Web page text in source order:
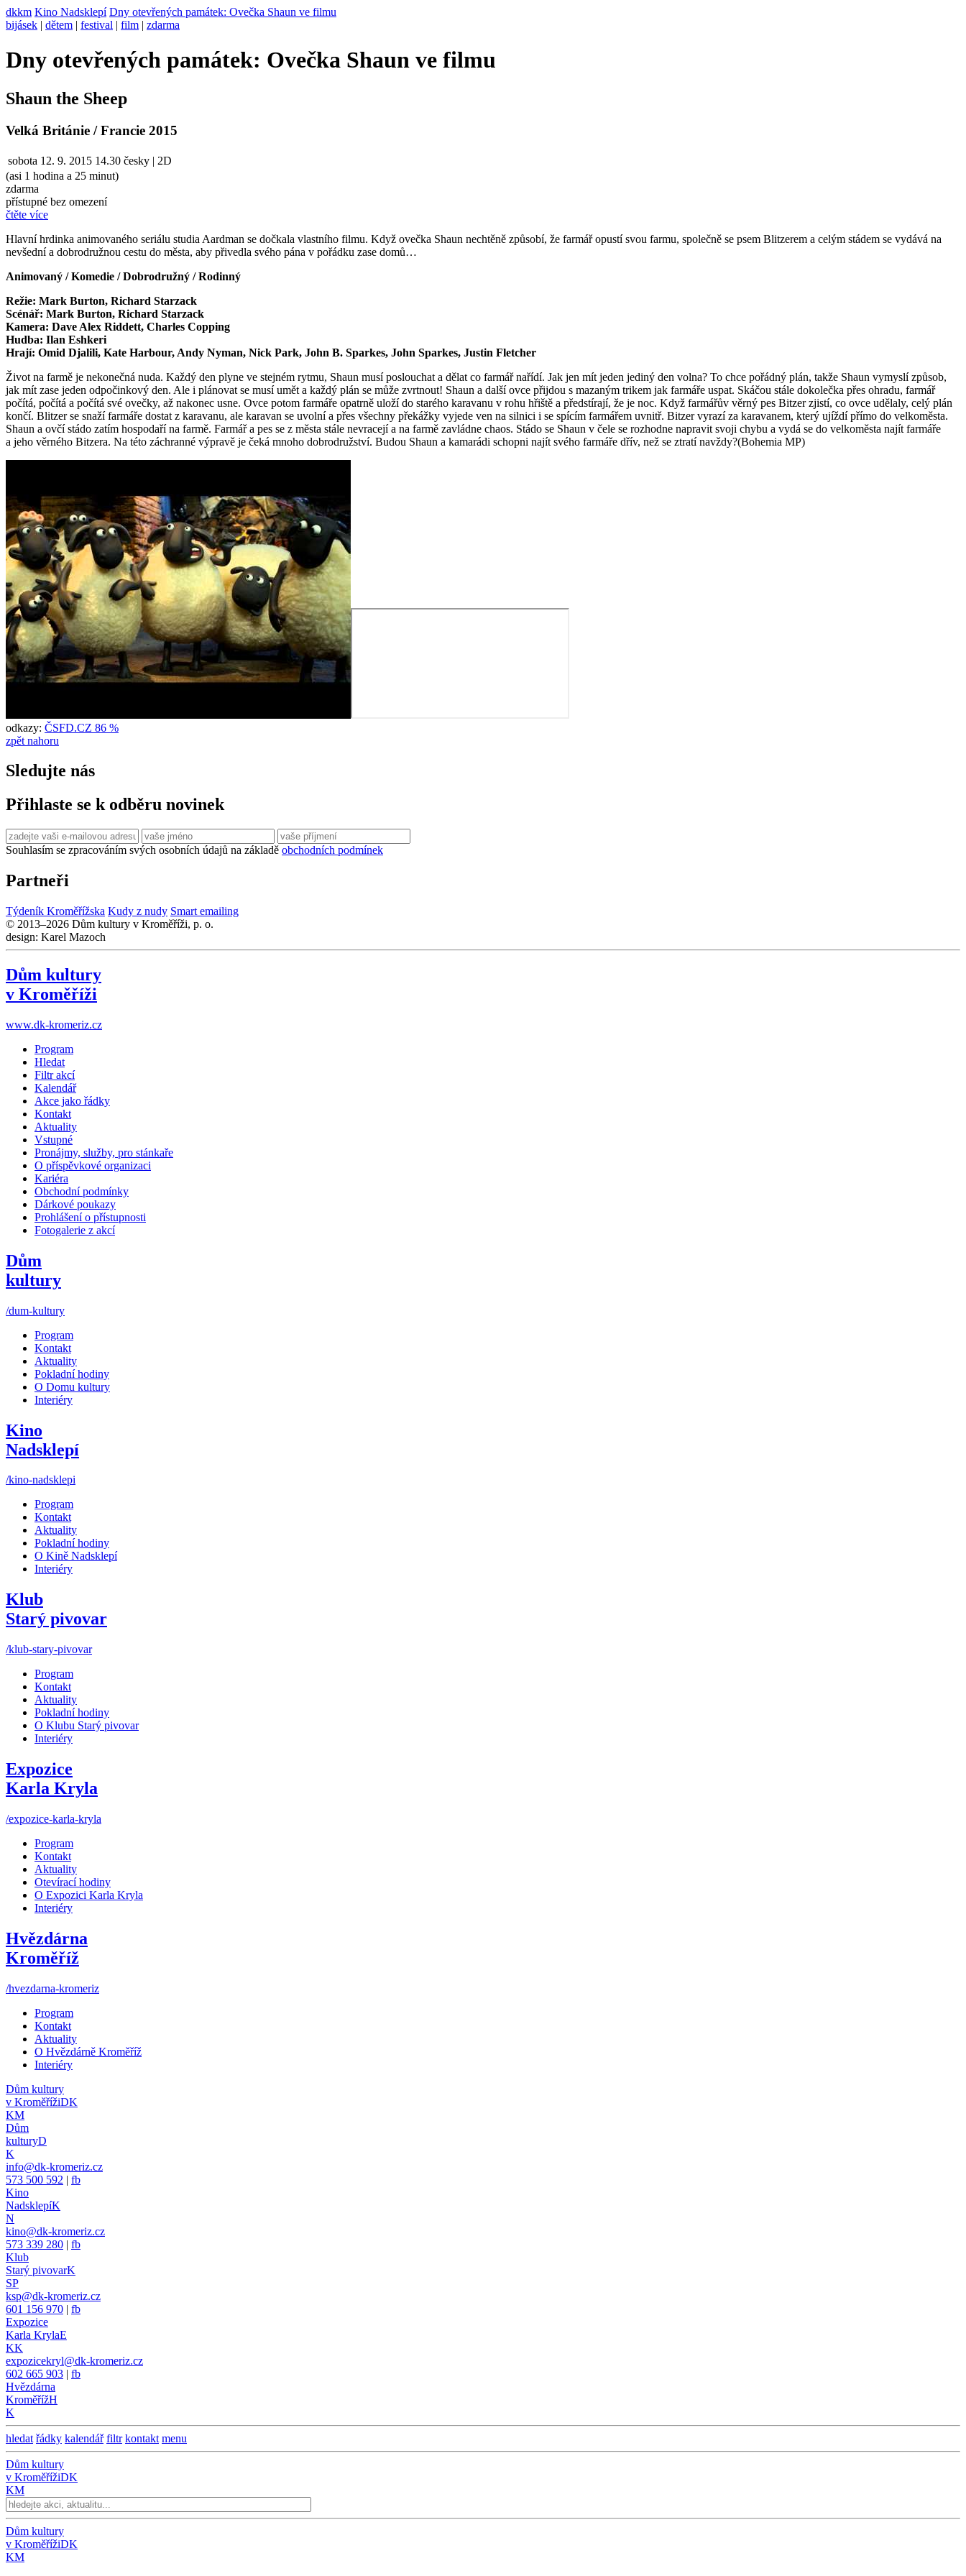
dkkm Kino Nadsklepí Dny otevřených památek: Ovečka Shaun ve filmu
bijásek | dětem | festival | film | zdarma
Dny otevřených památek: Ovečka Shaun ve filmu
Shaun the Sheep
Velká Británie / Francie 2015
sobota 12. 9. 2015 14.30 česky | 2D
(asi 1 hodina a 25 minut)
zdarma
přístupné bez omezení
čtěte více
Hlavní hrdinka animovaného seriálu studia Aardman se dočkala vlastního filmu. Když ovečka Shaun nechtěně způsobí, že farmář opustí svou farmu, společně se psem Blitzerem a celým stádem se vydává na
nevšední a dobrodružnou cestu do města, aby přivedla svého pána v pořádku zase domů…
Animovaný / Komedie / Dobrodružný / Rodinný
Režie: Mark Burton, Richard Starzack
Scénář: Mark Burton, Richard Starzack
Kamera: Dave Alex Riddett, Charles Copping
Hudba: Ilan Eshkeri
Hrají: Omid Djalili, Kate Harbour, Andy Nyman, Nick Park, John B. Sparkes, John Sparkes, Justin Fletcher
Život na farmě je nekonečná nuda. Každý den plyne ve stejném rytmu, Shaun musí poslouchat a dělat co farmář nařídí. Jak jen mít jeden jediný den volna? To chce pořádný plán, takže Shaun vymyslí způsob,
jak mít zase jeden odpočinkový den. Ale i plánovat se musí umět a každý plán se může zvrtnout! Shaun a další ovce přijdou s mazaným trikem jak farmáře uspat. Skáčou stále dokolečka přes ohradu, farmář
počítá, počítá a počítá své ovečky, až nakonec usne. Ovce potom farmáře opatrně uloží do starého karavanu v rohu hřiště a předstírají, že je noc. Když farmářův věrný pes Bitzer zjistí, co ovce udělaly, celý plán
končí. Blitzer se snaží farmáře dostat z karavanu, ale karavan se uvolní a přes všechny překážky vyjede ven na silnici i se spícím farmářem uvnitř. Bitzer vyrazí za karavanem, který ujíždí přímo do velkoměsta.
Shaun a ovčí stádo zatím hospodaří na farmě. Farmář a pes se z města stále nevracejí a na farmě zavládne chaos. Stádo se Shaun v čele se rozhodne napravit svoji chybu a vydá se do velkoměsta najít farmáře
a jeho věrného Bitzera. Na této záchranné výpravě je čeká mnoho dobrodružství. Budou Shaun a kamarádi schopni najít svého farmáře dřív, než se ztratí navždy?(Bohemia MP)
odkazy: ČSFD.CZ 86 %
zpět nahoru
Sledujte nás
Přihlaste se k odběru novinek
Souhlasím se zpracováním svých osobních údajů na základě obchodních podmínek
Partneři
Týdeník Kroměřížska Kudy z nudy Smart emailing
© 2013–2026 Dům kultury v Kroměříži, p. o.
design: Karel Mazoch
Dům kultury
v Kroměříži
www.dk-kromeriz.cz
Program
Hledat
Filtr akcí
Kalendář
Akce jako řádky
Kontakt
Aktuality
Vstupné
Pronájmy, služby, pro stánkaře
O příspěvkové organizaci
Kariéra
Obchodní podmínky
Dárkové poukazy
Prohlášení o přístupnosti
Fotogalerie z akcí
Dům
kultury
/dum-kultury
Program
Kontakt
Aktuality
Pokladní hodiny
O Domu kultury
Interiéry
Kino
Nadsklepí
/kino-nadsklepi
Program
Kontakt
Aktuality
Pokladní hodiny
O Kině Nadsklepí
Interiéry
Klub
Starý pivovar
/klub-stary-pivovar
Program
Kontakt
Aktuality
Pokladní hodiny
O Klubu Starý pivovar
Interiéry
Expozice
Karla Kryla
/expozice-karla-kryla
Program
Kontakt
Aktuality
Otevírací hodiny
O Expozici Karla Kryla
Interiéry
Hvězdárna
Kroměříž
/hvezdarna-kromeriz
Program
Kontakt
Aktuality
O Hvězdárně Kroměříž
Interiéry
Dům kultury
v KroměřížiDK
KM
Dům
kulturyD
K
info@dk-kromeriz.cz
573 500 592 | fb
Kino
NadsklepíK
N
kino@dk-kromeriz.cz
573 339 280 | fb
Klub
Starý pivovarK
SP
ksp@dk-kromeriz.cz
601 156 970 | fb
Expozice
Karla KrylaE
KK
expozicekryl@dk-kromeriz.cz
602 665 903 | fb
Hvězdárna
KroměřížH
K
hledat řádky kalendář filtr kontakt menu
Dům kultury
v KroměřížiDK
KM
Dům kultury
v KroměřížiDK
KM